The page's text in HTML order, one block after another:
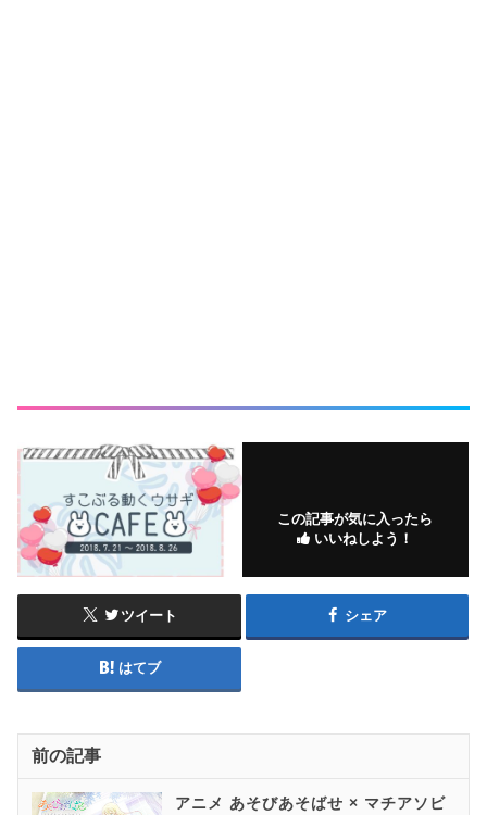
この記事が気に入ったら
いいねしよう！
ツイート シェア
はてブ
前の記事
アニメ あそびあそばせ × マチアソビ